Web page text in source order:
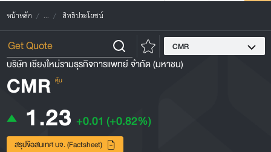
หน้าหลัก ... สิทธิประโยชน์
CMR
บริษัท เชียงใหม่รามธุรกิจการแพทย์ จำกัด (มหาชน)
CMR หุ้น
1.23 +0.01 (+0.82%)
สรุปข้อสนเทศ บจ. (Factsheet)